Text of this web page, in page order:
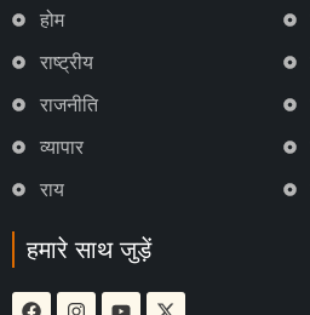
होम
राष्ट्रीय
राजनीति
व्यापार
राय
हमारे साथ जुड़ें